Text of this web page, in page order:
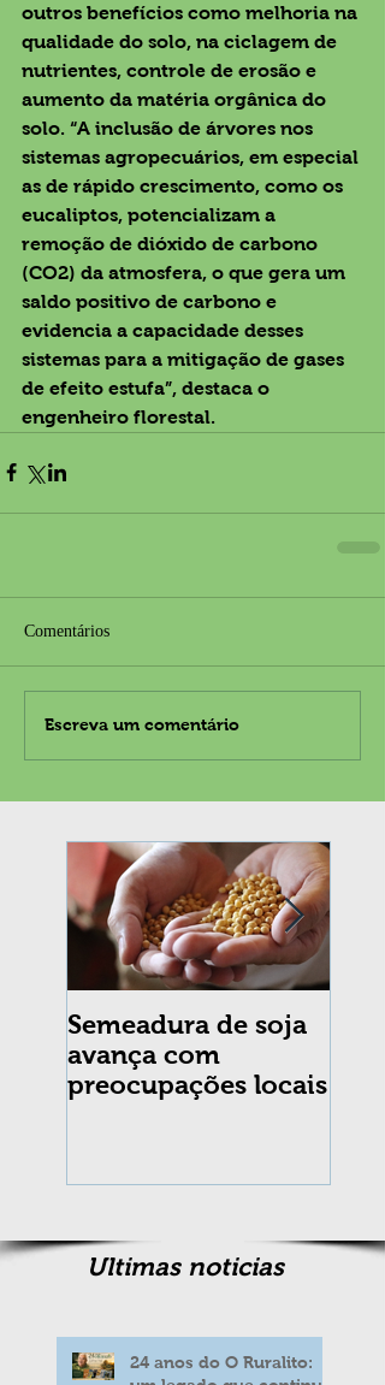
Semeadura de soja
avança com
preocupações locais
outros benefícios como melhoria na
qualidade do solo, na ciclagem de
nutrientes, controle de erosão e
aumento da matéria orgânica do
solo. “A inclusão de árvores nos
sistemas agropecuários, em especial
as de rápido crescimento, como os
eucaliptos, potencializam a
remoção de dióxido de carbono
(CO2) da atmosfera, o que gera um
saldo positivo de carbono e
evidencia a capacidade desses
sistemas para a mitigação de gases
de efeito estufa”, destaca o
engenheiro florestal.
Comentários
Escreva um comentário
Ultimas noticias
24 anos do O Ruralito: